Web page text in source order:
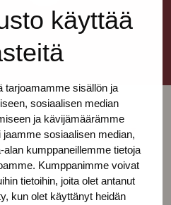
käyttää
tarjoamamme sisällön ja
sosiaalisen median
ja kävijämäärämme
sosiaalisen median,
kumppaneillemme tietoja
Kumppanimme voivat
tietoihin, joita olet antanut
kun olet käyttänyt heidän
social media!